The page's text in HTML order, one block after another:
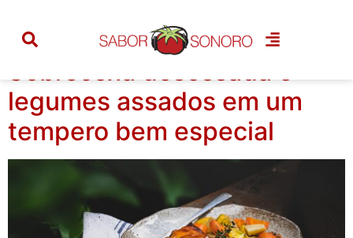
Categoria:ao forno
Sobrecoxa desossada e
legumes assados em um
tempero bem especial